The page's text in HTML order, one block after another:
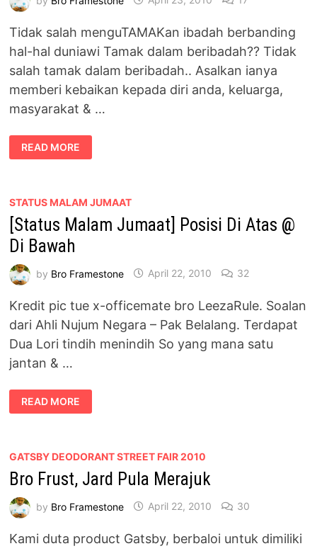
Tidak salah menguTAMAKan ibadah berbanding
hal-hal duniawi Tamak dalam beribadah?? Tidak
salah tamak dalam beribadah.. Asalkan ianya
memberi kebaikan kepada diri anda, keluarga,
masyarakat & …
TAZKIRAH
|
TAMAK
READ MORE
STATUS MALAM JUMAAT
[Status Malam Jumaat] Posisi Di Atas @
Di Bawah
by Bro Framestone April 22, 2010 32
Kredit pic tue x-officemate bro LeezaRule. Soalan
dari Ahli Nujum Negara – Pak Belalang. Terdapat
Dua Lori tindih menindih So yang mana satu
jantan & …
[STATUS
MALAM
JUMAAT]
@
BAWAH
READ MORE
GATSBY DEODORANT STREET FAIR 2010
Bro Frust, Jard Pula Merajuk
by Bro Framestone April 22, 2010 30
Kami duta product Gatsby, berbaloi untuk dimiliki